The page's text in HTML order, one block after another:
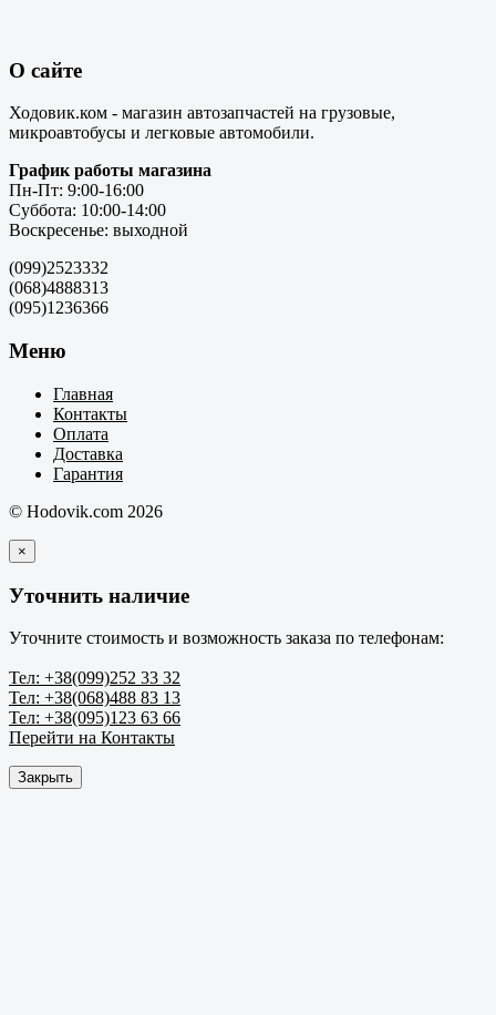
О сайте
Ходовик.ком - магазин автозапчастей на грузовые,
микроавтобусы и легковые автомобили.
График работы магазина
Пн-Пт: 9:00-16:00
Суббота: 10:00-14:00
Воскресенье: выходной
(099)2523332
(068)4888313
(095)1236366
Меню
Главная
Контакты
Оплата
Доставка
Гарантия
© Hodovik.com 2026
×
Уточнить наличие
Уточните стоимость и возможность заказа по телефонам:
Тел: +38(099)252 33 32
Тел: +38(068)488 83 13
Тел: +38(095)123 63 66
Перейти на Контакты
Закрыть